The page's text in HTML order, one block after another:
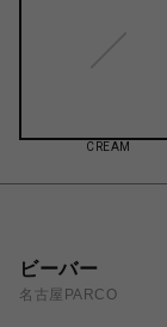
CREAM
ビーバー
名古屋PARCO